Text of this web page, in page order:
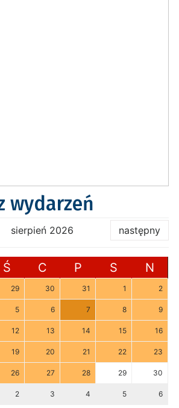
wydarzeń
sierpień 2026 następny
Ś C P S N
29 30 31 1 2
5 6 7 8 9
12 13 14 15 16
19 20 21 22 23
26 27 28 29 30
2 3 4 5 6